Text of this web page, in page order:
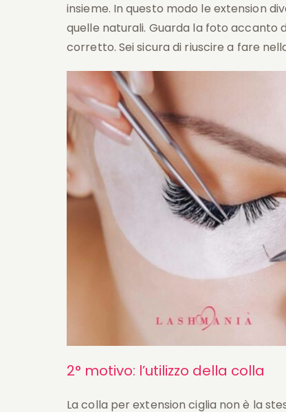
insieme. In questo modo le extension
quelle naturali. Guarda la foto accanto
corretto. Sei sicura di riuscire a fare
2° motivo: l’utilizzo della colla
La colla per extension ciglia non è la